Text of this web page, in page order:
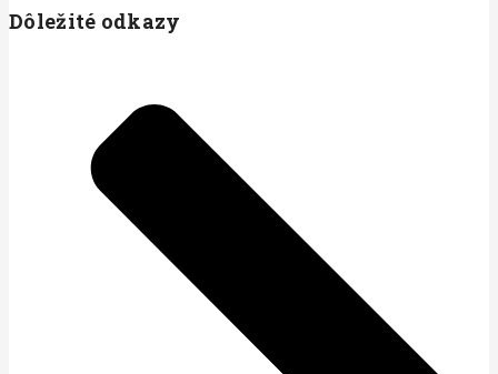
Dôležité odkazy